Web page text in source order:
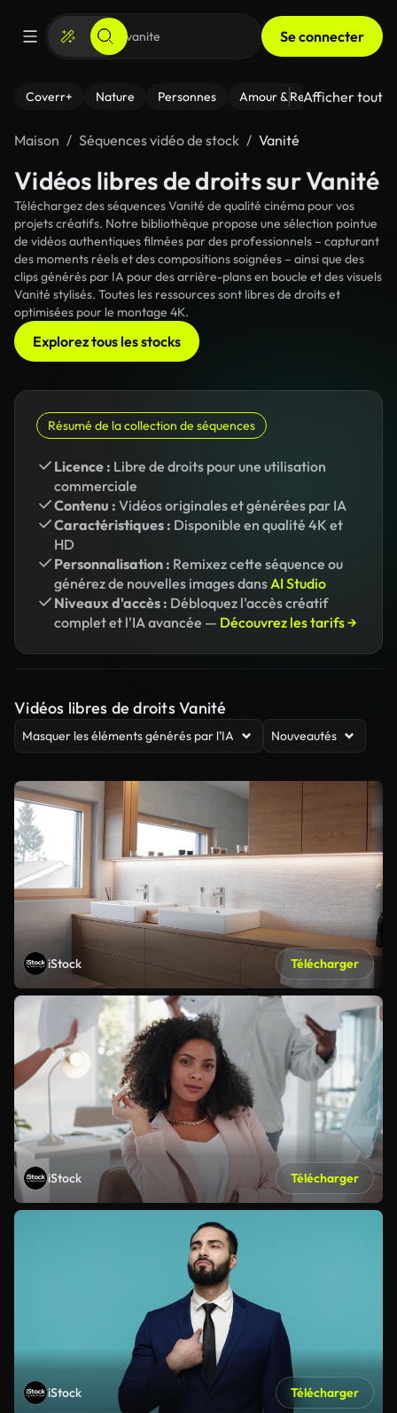
Se connecter
Coverr+ Nature Personnes Amour & Relations Le
Afficher tout
Maison Séquences vidéo de stock Vanité
Vidéos libres de droits sur Vanité
Téléchargez des séquences Vanité de qualité cinéma pour vos
projets créatifs. Notre bibliothèque propose une sélection pointue
de vidéos authentiques filmées par des professionnels – capturant
des moments réels et des compositions soignées – ainsi que des
clips générés par IA pour des arrière-plans en boucle et des visuels
Vanité stylisés. Toutes les ressources sont libres de droits et
optimisées pour le montage 4K.
Explorez tous les stocks
Résumé de la collection de séquences
Licence : Libre de droits pour une utilisation
commerciale
Contenu : Vidéos originales et générées par IA
Caractéristiques : Disponible en qualité 4K et
HD
Personnalisation : Remixez cette séquence ou
générez de nouvelles images dansAI Studio
Niveaux d'accès : Débloquez l'accès créatif
complet et l'IA avancée — Découvrez les tarifs →
Vidéos libres de droits Vanité
Masquer les éléments générés par l’IA Nouveautés
iStock Télécharger
iStock Télécharger
iStock Télécharger